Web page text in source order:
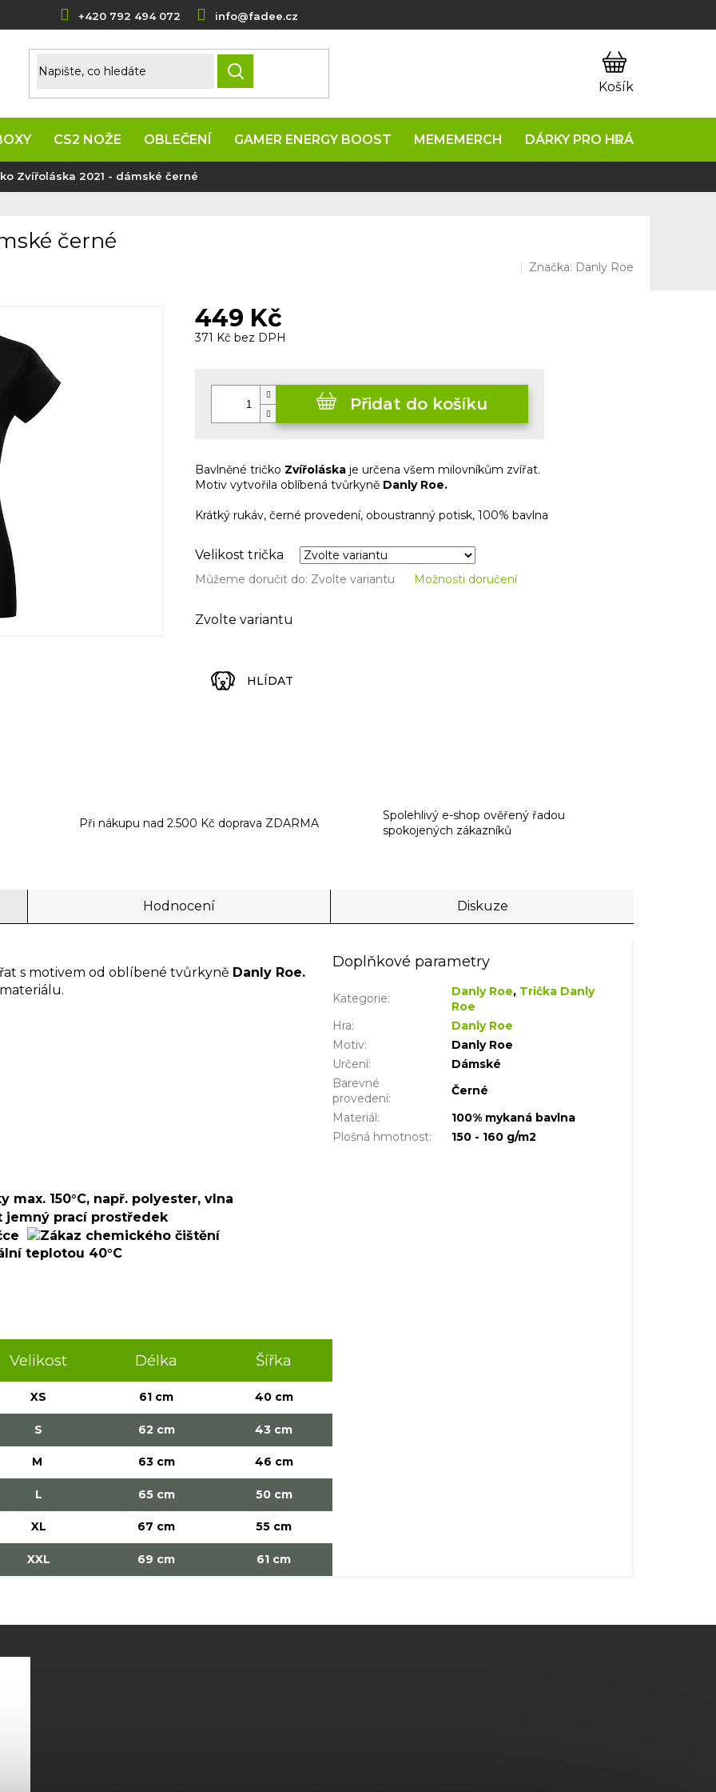
+420 792 494 072 info@fadee.cz
HLEDAT
CS2 NOŽE OBLEČENÍ GAMER ENERGY BOOST MEMEMERCH DÁRKY PRO HRÁČE
Zvířoláska 2021 - dámské černé
černé
Značka: Danly Roe
449 Kč
371 Kč bez DPH
Zvolte variantu
Velikost trička
Můžeme doručit do: Zvolte variantu Možnosti doručení
Přidat do košíku
Bavlněné tričko Zvířoláska je určena všem milovníkům zvířat.
Motiv vytvořila oblíbená tvůrkyně Danly Roe.
Krátký rukáv, černé provedení, oboustranný potisk, 100% bavlna
HLÍDAT
Při nákupu nad 2.500 Kč doprava ZDARMA
Spolehlivý e-shop ověřený řadou
spokojených zákazníků
Hodnocení Diskuze
s motivem od oblíbené tvůrkyně Danly Roe.
Velikost Délka Šířka
XS 61 cm 40 cm
S 62 cm 43 cm
M 63 cm 46 cm
L 65 cm 50 cm
XL 67 cm 55 cm
XXL 69 cm 61 cm
Doplňkové parametry
Kategorie: Danly Roe, Trička Danly
Roe
Hra:
Danly Roe
Motiv:
Danly Roe
Určení:
Dámské
Barevné
provedení:
Černé
Materiál:
100% mykaná bavlna
Plošná hmotnost: 150 - 160 g/m2